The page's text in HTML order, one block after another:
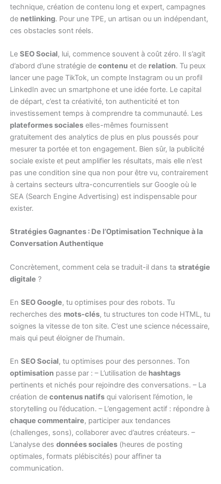
technique, création de contenu long et expert, campagnes
de netlinking. Pour une TPE, un artisan ou un indépendant,
ces obstacles sont réels.
Le SEO Social, lui, commence souvent à coût zéro. Il s’agit
d’abord d’une stratégie de contenu et de relation. Tu peux
lancer une page TikTok, un compte Instagram ou un profil
LinkedIn avec un smartphone et une idée forte. Le capital
de départ, c’est ta créativité, ton authenticité et ton
investissement temps à comprendre ta communauté. Les
plateformes sociales elles-mêmes fournissent
gratuitement des analytics de plus en plus poussés pour
mesurer ta portée et ton engagement. Bien sûr, la publicité
sociale existe et peut amplifier les résultats, mais elle n’est
pas une condition sine qua non pour être vu, contrairement
à certains secteurs ultra-concurrentiels sur Google où le
SEA (Search Engine Advertising) est indispensable pour
exister.
Stratégies Gagnantes : De l’Optimisation Technique à la
Conversation Authentique
Concrètement, comment cela se traduit-il dans ta stratégie
digitale ?
En SEO Google, tu optimises pour des robots. Tu
recherches des mots-clés, tu structures ton code HTML, tu
soignes la vitesse de ton site. C’est une science nécessaire,
mais qui peut éloigner de l’humain.
En SEO Social, tu optimises pour des personnes. Ton
optimisation passe par : – L’utilisation de hashtags
pertinents et nichés pour rejoindre des conversations. – La
création de contenus natifs qui valorisent l’émotion, le
storytelling ou l’éducation. – L’engagement actif : répondre à
chaque commentaire, participer aux tendances
(challenges, sons), collaborer avec d’autres créateurs. –
L’analyse des données sociales (heures de posting
optimales, formats plébiscités) pour affiner ta
communication.